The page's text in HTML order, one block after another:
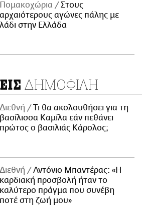
Πομακοχώρια
Στους
αρχαιότερους αγώνες πάλης με
λάδι στην Ελλάδα
ΔΗΜΟΦΙΛΗ
Διεθνή
Τι θα ακολουθήσει για τη
βασίλισσα Καμίλα εάν πεθάνει
πρώτος ο βασιλιάς Κάρολος;
Διεθνή
Αντόνιο Μπαντέρας: «Η
καρδιακή προσβολή ήταν το
καλύτερο πράγμα που συνέβη
ποτέ στη ζωή μου»